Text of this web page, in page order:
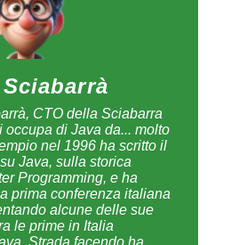
ha partecipato alla prima
su Java, presentando
applicazioni, tra le prime in
di libri, è andato a
dove è stato anche
Software. Dopo mille
attualmente (che strano)
WebCenter Site e
http://www.sciabarra.com/
blog sull